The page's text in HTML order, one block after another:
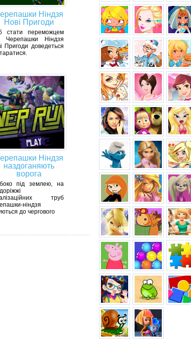
Ніндзя
Нові Пригоди
стати переможцем
Черепашки Ніндзя
Пригоди доведеться
Ніндзя
наздоганяють
ворога
під землею, на
труб
ніндзя
до чергового